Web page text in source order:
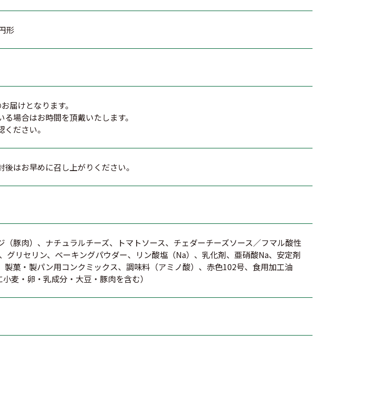
形
届けとなります。
場合はお時間を頂戴いたします。
ださい。
はお早めに召し上がりください。
豚肉）、ナチュラルチーズ、トマトソース、チェダーチーズソース／フマル酸性
グリセリン、ベーキングパウダー、リン酸塩（Na）、乳化剤、亜硝酸Na、安定剤
製菓・製パン用コンクミックス、調味料（アミノ酸）、赤色102号、食用加工油
麦・卵・乳成分・大豆・豚肉を含む）